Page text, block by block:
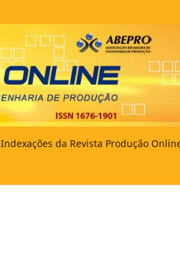
Indexações da Revista Produção